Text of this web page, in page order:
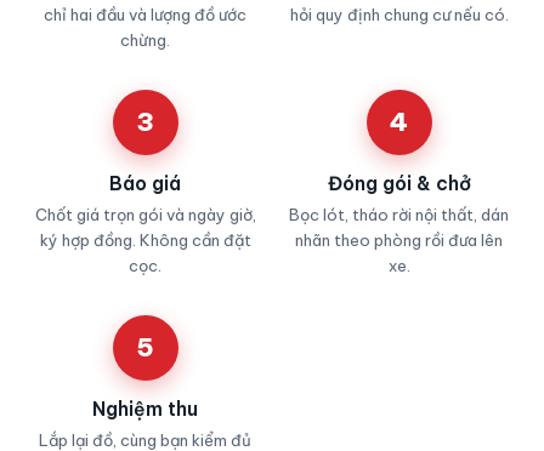
chỉ hai đầu và lượng đồ ước
chừng.
hỏi quy định chung cư nếu có.
3
Báo giá
Chốt giá trọn gói và ngày giờ,
ký hợp đồng. Không cần đặt
cọc.
4
Đóng gói & chở
Bọc lót, tháo rời nội thất, dán
nhãn theo phòng rồi đưa lên
xe.
5
Nghiệm thu
Lắp lại đồ, cùng bạn kiểm đủ